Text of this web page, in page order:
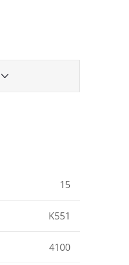
15
K551
4100